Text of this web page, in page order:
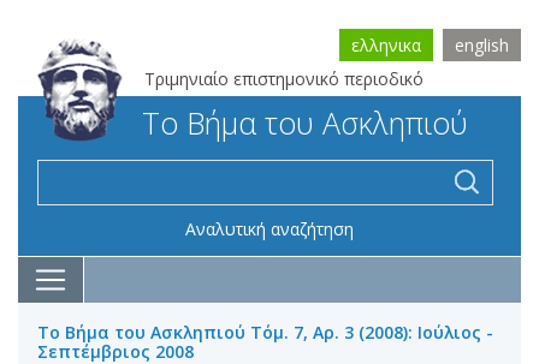
Τριμηνιαίο επιστημονικό περιοδικό
ελληνικα english
Το Βήμα του Ασκληπιού
Αναλυτική αναζήτηση
Το Βήμα του Ασκληπιού Τόμ. 7, Αρ. 3 (2008): Ιούλιος -
Σεπτέμβριος 2008